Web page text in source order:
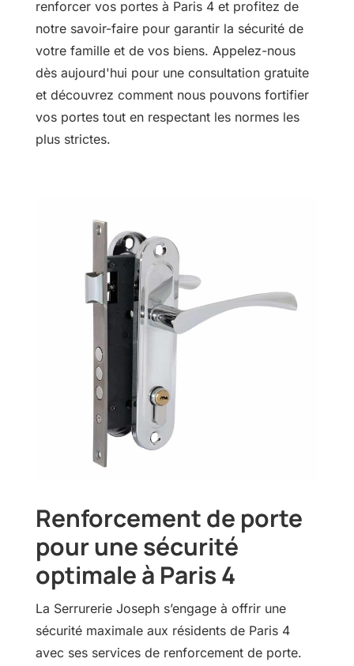
renforcer vos portes à Paris 4 et profitez de
notre savoir-faire pour garantir la sécurité de
votre famille et de vos biens. Appelez-nous
dès aujourd'hui pour une consultation gratuite
et découvrez comment nous pouvons fortifier
vos portes tout en respectant les normes les
plus strictes.
Renforcement de porte
pour une sécurité
optimale à Paris 4
La Serrurerie Joseph s’engage à offrir une
sécurité maximale aux résidents de Paris 4
avec ses services de renforcement de porte.